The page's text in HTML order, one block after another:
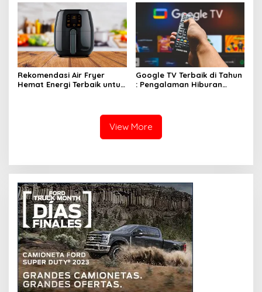
Rekomendasi Air Fryer
Hemat Energi Terbaik untuk
Google TV Terbaik di Tahun
: Pengalaman Hiburan
View More